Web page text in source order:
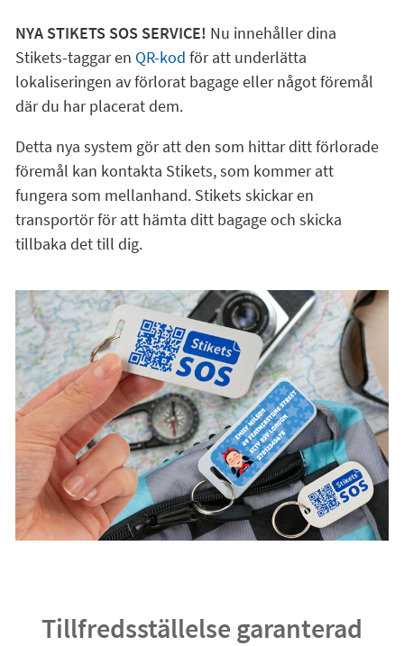
NYA STIKETS SOS SERVICE! Nu innehåller dina
Stikets-taggar en QR-kod för att underlätta
lokaliseringen av förlorat bagage eller något föremål
där du har placerat dem.
Detta nya system gör att den som hittar ditt förlorade
föremål kan kontakta Stikets, som kommer att
fungera som mellanhand. Stikets skickar en
transportör för att hämta ditt bagage och skicka
tillbaka det till dig.
Tillfredsställelse garanterad